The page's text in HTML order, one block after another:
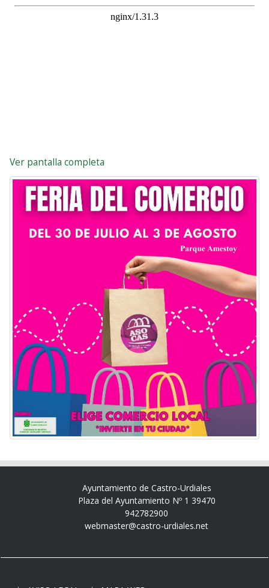
Ver pantalla completa
Ayuntamiento de Castro-Urdiales
Plaza del Ayuntamiento Nº 1 39470
942782900
webmaster@castro-urdiales.net